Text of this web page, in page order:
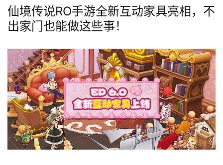
仙境传说RO手游全新互动家具亮相，不
出家门也能做这些事！